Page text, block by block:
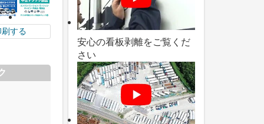
刷する
安心の看板剥離をご覧くだ
さい